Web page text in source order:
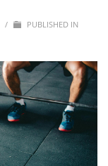
/
PUBLISHED IN